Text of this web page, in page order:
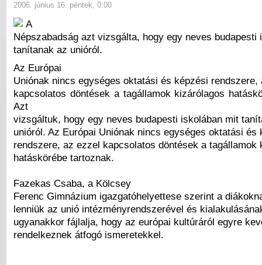
2006. június 16. péntek, 0:00
A
Népszabadság azt vizsgálta, hogy egy neves budapesti
tanítanak az unióról.
Az Európai
Uniónak nincs egységes oktatási és képzési rendszere,
kapcsolatos döntések a tagállamok kizárólagos
Azt
vizsgáltuk, hogy egy neves budapesti iskolában mit
unióról. Az Európai Uniónak nincs egységes oktatási és
rendszere, az ezzel kapcsolatos döntések a tagállamok
hatáskörébe tartoznak.
Fazekas Csaba, a Kölcsey
Ferenc Gimnázium igazgatóhelyettese szerint a
lenniük az unió intézményrendszerével és
ugyanakkor fájlalja, hogy az európai kultúráról egyre
rendelkeznek átfogó ismeretekkel.